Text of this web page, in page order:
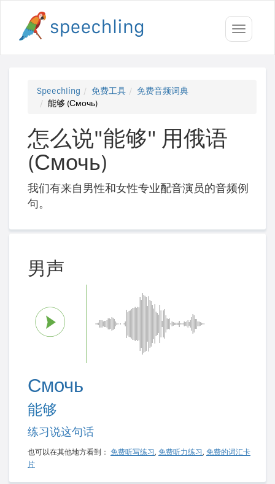
Toggle
Speechling 免费工具
免费音频词典
能够 (Смочь)
怎么说"能够" 用俄语
(Смочь)
我们有来自男性和女性专业配音演员的音频例
句。
男声
Смочь
能够
练习说这句话
也可以在其他地方看到： 免费听写练习, 免费听力练习, 免费的词汇卡
片